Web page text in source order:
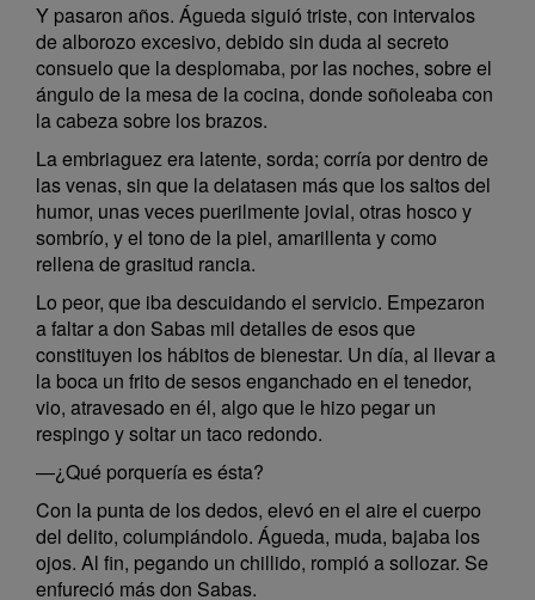
Y pasaron años. Águeda siguió triste, con intervalos
de alborozo excesivo, debido sin duda al secreto
consuelo que la desplomaba, por las noches, sobre el
ángulo de la mesa de la cocina, donde soñoleaba con
la cabeza sobre los brazos.
La embriaguez era latente, sorda; corría por dentro de
las venas, sin que la delatasen más que los saltos del
humor, unas veces puerilmente jovial, otras hosco y
sombrío, y el tono de la piel, amarillenta y como
rellena de grasitud rancia.
Lo peor, que iba descuidando el servicio. Empezaron
a faltar a don Sabas mil detalles de esos que
constituyen los hábitos de bienestar. Un día, al llevar a
la boca un frito de sesos enganchado en el tenedor,
vio, atravesado en él, algo que le hizo pegar un
respingo y soltar un taco redondo.
—¿Qué porquería es ésta?
Con la punta de los dedos, elevó en el aire el cuerpo
del delito, columpiándolo. Águeda, muda, bajaba los
ojos. Al fin, pegando un chillido, rompió a sollozar. Se
enfureció más don Sabas.